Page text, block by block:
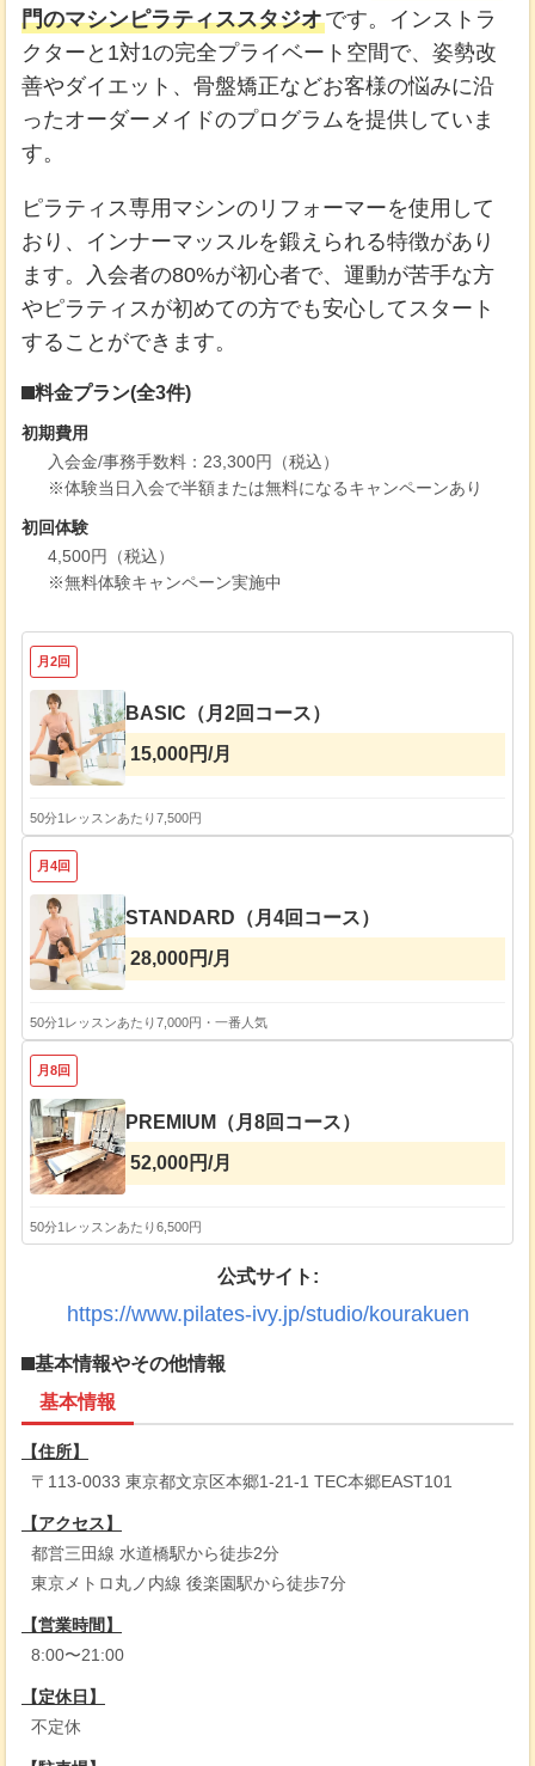
門のマシンピラティススタジオです。インストラ
クターと1対1の完全プライベート空間で、姿勢改
善やダイエット、骨盤矯正などお客様の悩みに沿
ったオーダーメイドのプログラムを提供していま
す。
ピラティス専用マシンのリフォーマーを使用して
おり、インナーマッスルを鍛えられる特徴があり
ます。入会者の80%が初心者で、運動が苦手な方
やピラティスが初めての方でも安心してスタート
することができます。
料金プラン(全3件)
初期費用
入会金/事務手数料：23,300円（税込）
※体験当日入会で半額または無料になるキャンペーンあり
初回体験
4,500円（税込）
※無料体験キャンペーン実施中
月2回
BASIC（月2回コース）
15,000円/月
50分1レッスンあたり7,500円
月4回
STANDARD（月4回コース）
28,000円/月
50分1レッスンあたり7,000円・一番人気
月8回
PREMIUM（月8回コース）
52,000円/月
50分1レッスンあたり6,500円
公式サイト:
https://www.pilates-ivy.jp/studio/kourakuen
基本情報やその他情報
基本情報
【住所】
〒113-0033 東京都文京区本郷1-21-1 TEC本郷EAST101
【アクセス】
都営三田線 水道橋駅から徒歩2分
東京メトロ丸ノ内線 後楽園駅から徒歩7分
【営業時間】
8:00〜21:00
【定休日】
不定休